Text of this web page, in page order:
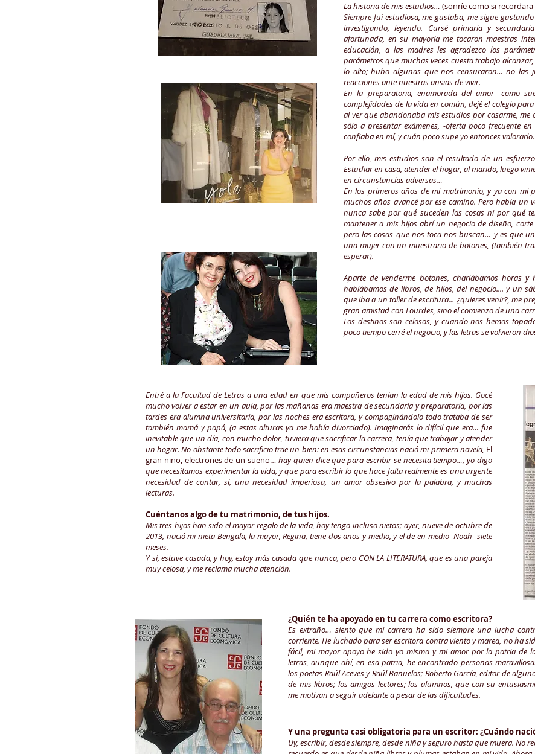
La historia de mis estudios… (sonríe como si
Siempre fui estudiosa, me gustaba, me sigue
investigando, leyendo. Cursé primaria y
afortunada, en su mayoría me tocaron maestras
educación, a las madres les agradezco los
parámetros que muchas veces cuesta trabajo
lo alto; hubo algunas que nos censuraron… no las
reacciones ante nuestras ansias de vivir.
En la preparatoria, enamorada del amor -como
complejidades de la vida en común, dejé el colegio
al ver que abandonaba mis estudios por casarme, me
sólo a presentar exámenes, -oferta poco frecuente
confiaba en mí, y cuán poco supe yo entonces valorarlo.
Por ello, mis estudios son el resultado de un
Estudiar en casa, atender el hogar, al marido, luego
en circunstancias adversas…
En los primeros años de mi matrimonio, y ya con mi
muchos años avancé por ese camino. Pero había
nunca sabe por qué suceden las cosas ni por qué
mantener a mis hijos abrí un negocio de diseño,
pero las cosas que nos toca nos buscan… y es que
una mujer con un muestrario de botones, (también
esperar).
Aparte de venderme botones, charlábamos horas
hablábamos de libros, de hijos, del negocio.... y un
que iba a un taller de escritura... ¿quieres venir?, me
gran amistad con Lourdes, sino el comienzo de una
Los destinos son celosos, y cuando nos hemos
poco tiempo cerré el negocio, y las letras se volvieron
Entré a la Facultad de Letras a una edad en que mis compañeros tenían la edad de mis hijos. Gocé
mucho volver a estar en un aula, por las mañanas era maestra de secundaria y preparatoria, por las
tardes era alumna universitaria, por las noches era escritora, y compaginándolo todo trataba de ser
también mamá y papá, (a estas alturas ya me había divorciado). Imaginarás lo difícil que era… fue
inevitable que un día, con mucho dolor, tuviera que sacrificar la carrera, tenía que trabajar y atender
un hogar. No obstante todo sacrificio trae un bien: en esas circunstancias nació mi primera novela, El
gran niño, electrones de un sueño… hay quien dice que para escribir se necesita tiempo…, yo digo
que necesitamos experimentar la vida, y que para escribir lo que hace falta realmente es una urgente
necesidad de contar, sí, una necesidad imperiosa, un amor obsesivo por la palabra, y muchas
lecturas.
Cuéntanos algo de tu matrimonio, de tus hijos.
Mis tres hijos han sido el mayor regalo de la vida, hoy tengo incluso nietos; ayer, nueve de octubre de
2013, nació mi nieta Bengala, la mayor, Regina, tiene dos años y medio, y el de en medio -Noah- siete
meses.
Y sí, estuve casada, y hoy, estoy más casada que nunca, pero CON LA LITERATURA, que es una pareja
muy celosa, y me reclama mucha atención.
¿Quién te ha apoyado en tu carrera como escritora?
Es extraño… siento que mi carrera ha sido siempre una lucha
corriente. He luchado para ser escritora contra viento y marea, no ha
fácil, mi mayor apoyo he sido yo misma y mi amor por la patria de
letras, aunque ahí, en esa patria, he encontrado personas
los poetas Raúl Aceves y Raúl Bañuelos; Roberto García, editor de
de mis libros; los amigos lectores; los alumnos, que con su
me motivan a seguir adelante a pesar de las dificultades.
Y una pregunta casi obligatoria para un escritor: ¿Cuándo
Uy, escribir, desde siempre, desde niña y seguro hasta que muera. No